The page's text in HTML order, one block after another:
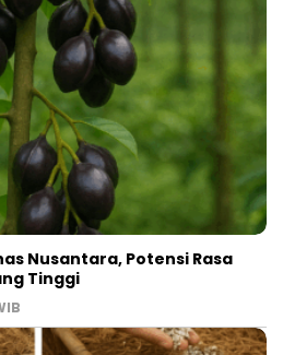
Nusantara, Potensi Rasa
Tinggi